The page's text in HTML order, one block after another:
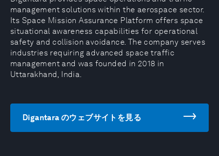
management solutions within the aerospace sector.
Its Space Mission Assurance Platform offers space
situational awareness capabilities for operational
safety and collision avoidance. The company serves
industries requiring advanced space traffic
management and was founded in 2018 in
Uttarakhand, India.
Digantara のウェブサイトを見る